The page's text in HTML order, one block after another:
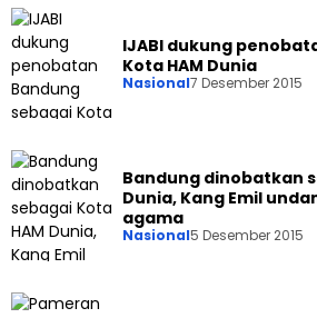
IJABI dukung
Kota HAM Dunia
Nasional7 Desember 2015
Bandung dinobatkan
Dunia, Kang Emil
agama
Nasional5 Desember 2015